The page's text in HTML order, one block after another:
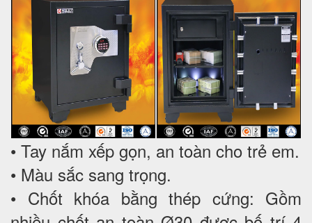
• Tay nắm xếp gọn, an toàn cho trẻ em.
• Màu sắc sang trọng.
• Chốt khóa bằng thép cứng: Gồm